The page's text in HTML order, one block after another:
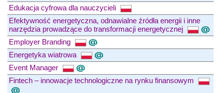
Edukacja cyfrowa dla nauczycieli
Efektywność energetyczna, odnawialne źródła energii i inne
narzędzia prowadzące do transformacji energetycznej
Employer Branding
Energetyka wiatrowa
Event Manager
Fintech – innowacje technologiczne na rynku finansowym